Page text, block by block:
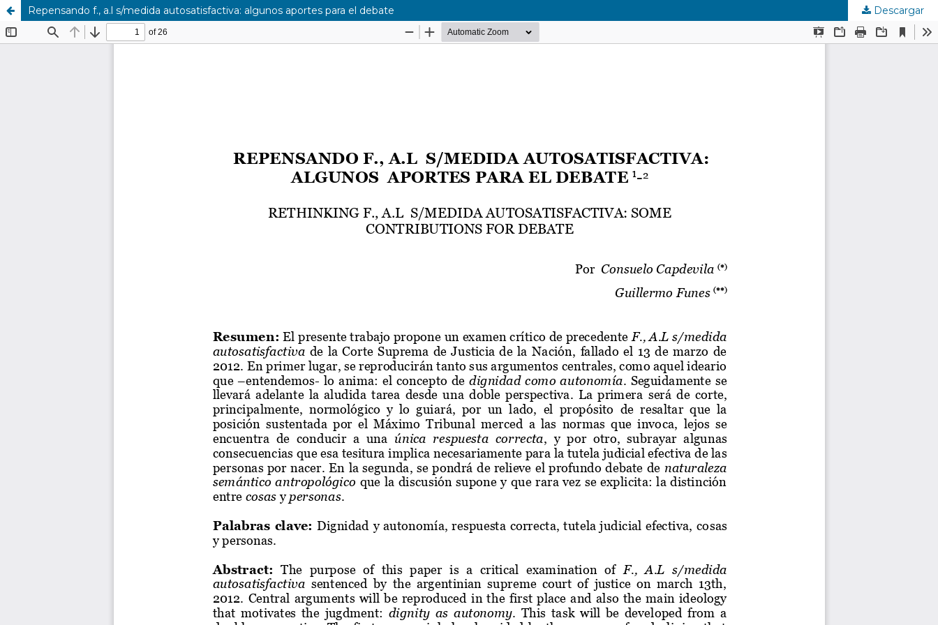
Repensando f., a.l s/medida autosatisfactiva: algunos aportes para el debate Descargar